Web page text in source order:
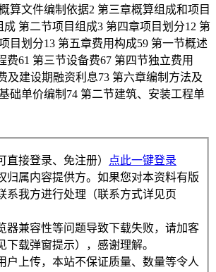
算文件编制依据2 第三章概算组成和项目
第二节项目组成3 第四章项目划分12 第
目划分13 第五章费用构成59 第一节概述
费61 第三节设备费67 第四节独立费用
及建设期融资利息73 第六章编制方法及
础单价编制74 第二节建筑、安装工程单
直接登录、免注册）
点此一键登录
属内容提供方。如果您对本资料有版
系我方进行处理（联系方式详见页
兼容性等问题导致下载失败，请加客
下载弹窗提示），感谢理解。
上传，本站不保证质量、数量等令人